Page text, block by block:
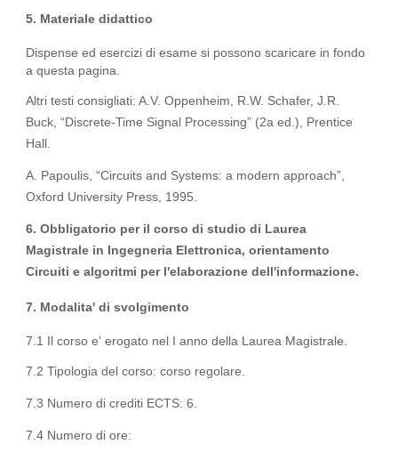
5. Materiale didattico
Dispense ed esercizi di esame si possono scaricare in fondo
a questa pagina.
Altri testi consigliati: A.V. Oppenheim, R.W. Schafer, J.R.
Buck, “Discrete-Time Signal Processing” (2a ed.), Prentice
Hall.
A. Papoulis, “Circuits and Systems: a modern approach”,
Oxford University Press, 1995.
6. Obbligatorio per il corso di studio di Laurea
Magistrale in Ingegneria Elettronica, orientamento
Circuiti e algoritmi per l'elaborazione dell'informazione.
7. Modalita' di svolgimento
7.1 Il corso e' erogato nel I anno della Laurea Magistrale.
7.2 Tipologia del corso: corso regolare.
7.3 Numero di crediti ECTS: 6.
7.4 Numero di ore: